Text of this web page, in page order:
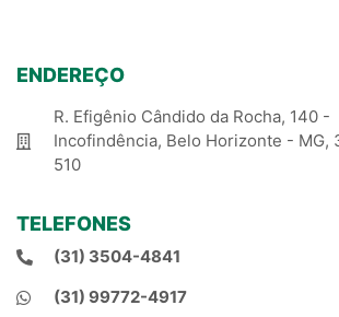
ENDEREÇO
R. Efigênio Cândido da Rocha, 140 -
Incofindência, Belo Horizonte - MG,
510
TELEFONES
(31) 3504-4841
(31) 99772-4917